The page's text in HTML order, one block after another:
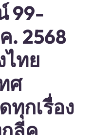
99-
. 2568
ไทย
ศ
กเรื่อง